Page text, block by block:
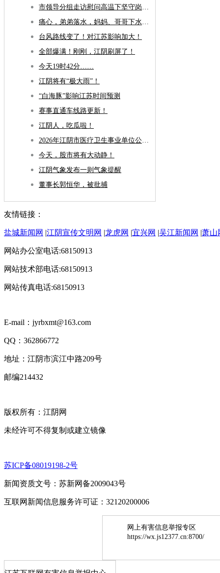
市领导分组走访慰问高温下坚守岗位的一线劳动者
痛心，弟弟落水，妈妈、哥哥下水救人不幸溺亡，现场目击者：爸爸抱着弟弟守在岸边，弟弟一直在哭
台风路线变了！对江苏影响加大！
全部爆满！刚刚，江阴刷屏了！
今天19时42分……
江阴将有“极大雨”！
“白海豚”影响江苏时间预测
赛事直通车线路更新！
江阴人，吃瓜啦！
2026年江阴市医疗卫生事业单位公开招聘事业编制工作人员拟聘用人员公示（第一批）
今天，股市将有大动静！
江阴气象发布一则气象提醒
董事长郭恒华，被批捕
友情链接：
盐城新闻网 |江阴宣传文明网 |龙虎网 |宜兴网 |吴江新闻网 |萧山
网站办公室电话:68150913
网站技术部电话:68150913
网站传真电话:68150913
E-mail：jyrbxmt@163.com
QQ：362866772
地址：江阴市滨江中路209号
邮编214432
版权所有：江阴网
未经许可不得复制或建立镜像
苏ICP备08019198-2号
新闻资质文号：苏新网备2009043号
互联网新闻信息服务许可证：32120200006
网上有害信息举报专区
https://wx.js12377.cn:8700/